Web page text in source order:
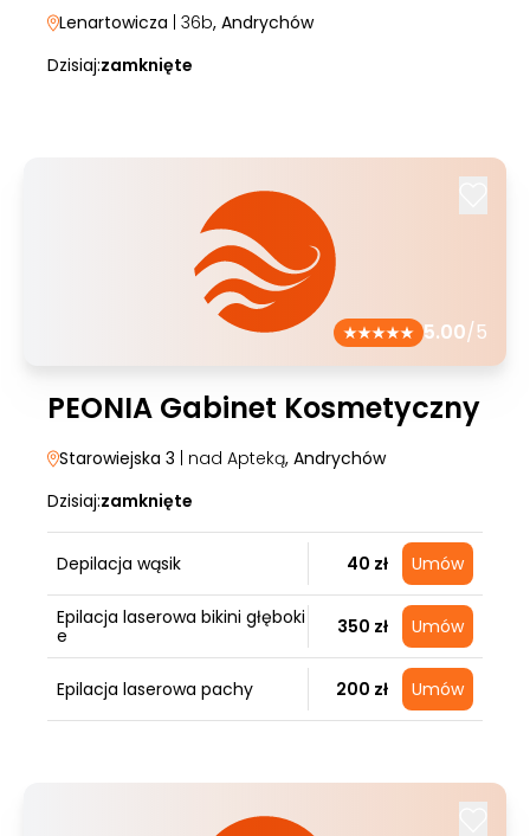
Lenartowicza | 36b, Andrychów
Dzisiaj:zamknięte
5.00/5
PEONIA Gabinet Kosmetyczny
Starowiejska 3 | nad Apteką, Andrychów
Dzisiaj:zamknięte
Depilacja wąsik 40 zł Umów
Epilacja laserowa bikini głęboki
e
350 zł Umów
Epilacja laserowa pachy 200 zł Umów